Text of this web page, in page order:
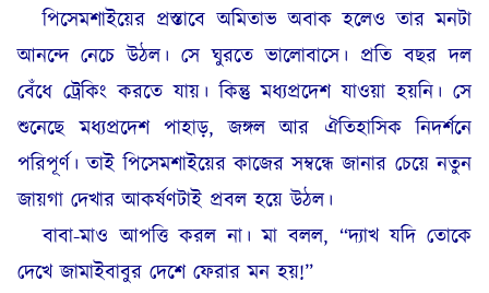
পিসেমশাইয়ের প্রস্তাবে অমিতাভ অবাক হলেও তার মনটা
আনন্দে নেচে উঠল। সে ঘুরতে ভালোবাসে। প্রতি বছর দল
বেঁধে ট্রেকিং করতে যায়। কিন্তু মধ্যপ্রদেশ যাওয়া হয়নি। সে
শুনেছে মধ্যপ্রদেশ পাহাড়, জঙ্গল আর ঐতিহাসিক নিদর্শনে
পরিপূর্ণ। তাই পিসেমশাইয়ের কাজের সম্বন্ধে জানার চেয়ে নতুন
জায়গা দেখার আকর্ষণটাই প্রবল হয়ে উঠল।
বাবা-মাও আপত্তি করল না। মা বলল, “দ্যাখ যদি তোকে
দেখে জামাইবাবুর দেশে ফেরার মন হয়!”